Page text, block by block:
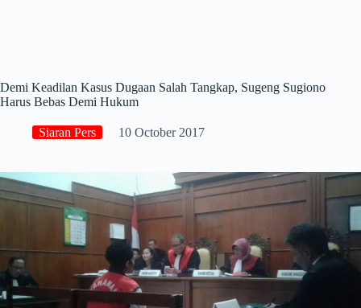
Demi Keadilan Kasus Dugaan Salah Tangkap, Sugeng Sugiono
Harus Bebas Demi Hukum
Siaran Pers 10 October 2017